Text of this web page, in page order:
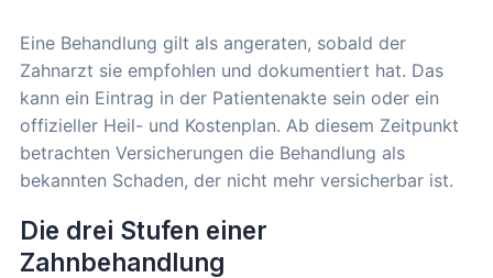
Eine Behandlung gilt als angeraten, sobald der
Zahnarzt sie empfohlen und dokumentiert hat. Das
kann ein Eintrag in der Patientenakte sein oder ein
offizieller Heil- und Kostenplan. Ab diesem Zeitpunkt
betrachten Versicherungen die Behandlung als
bekannten Schaden, der nicht mehr versicherbar ist.
Die drei Stufen einer
Zahnbehandlung